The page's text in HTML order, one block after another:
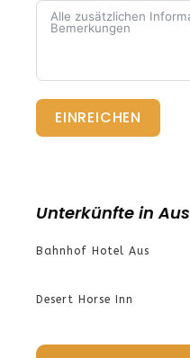
EINREICHEN
Unterkünfte in Aus
Bahnhof Hotel Aus
Desert Horse Inn